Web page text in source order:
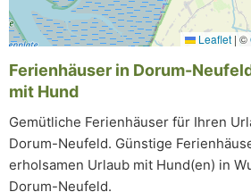
Leaflet | ©
Ferienhäuser in Dorum-
mit Hund
Gemütliche Ferienhäuser für Ihren
Dorum-Neufeld. Günstige
erholsamen Urlaub mit Hund(en) in
Dorum-Neufeld.